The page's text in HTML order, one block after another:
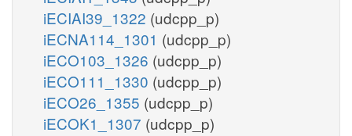
iECIAI39_1322 (udcpp_p)
iECNA114_1301 (udcpp_p)
iECO103_1326 (udcpp_p)
iECO111_1330 (udcpp_p)
iECO26_1355 (udcpp_p)
iECOK1_1307 (udcpp_p)